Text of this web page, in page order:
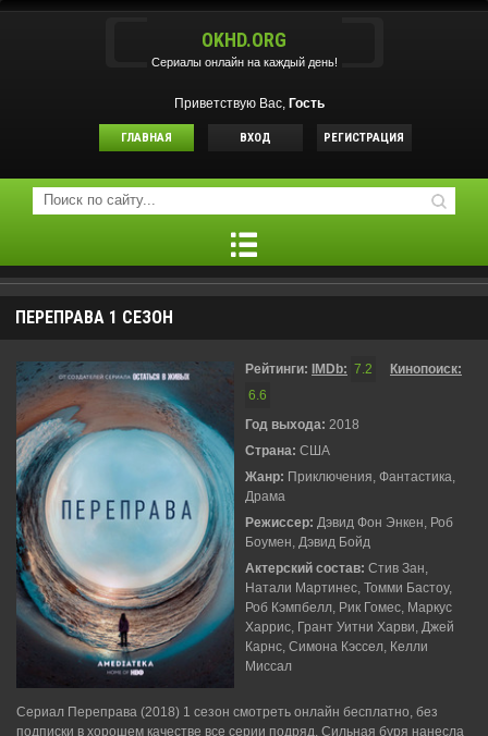
OKHD.ORG
Сериалы онлайн на каждый день!
Приветствую Вас, Гость
ГЛАВНАЯ ВХОД РЕГИСТРАЦИЯ
ПЕРЕПРАВА 1 СЕЗОН
Рейтинги: IMDb: 7.2
Кинопоиск:
6.6
Год выхода: 2018
Страна: США
Жанр: Приключения, Фантастика,
Драма
Режиссер: Дэвид Фон Энкен, Роб
Боумен, Дэвид Бойд
Актерский состав: Стив Зан,
Натали Мартинес, Томми Бастоу,
Роб Кэмпбелл, Рик Гомес, Маркус
Харрис, Грант Уитни Харви, Джей
Карнс, Симона Кэссел, Келли
Миссал
Сериал Переправа (2018) 1 сезон смотреть онлайн бесплатно, без
подписки в хорошем качестве все серии подряд. Сильная буря нанесла